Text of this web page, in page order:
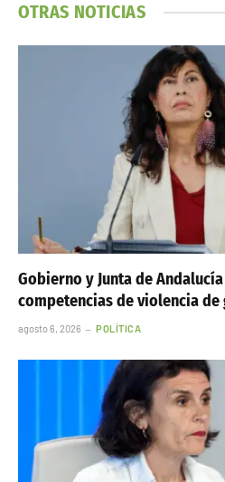
OTRAS NOTICIAS
Gobierno y Junta de
competencias de violencia de
agosto 6, 2026 POLÍTICA